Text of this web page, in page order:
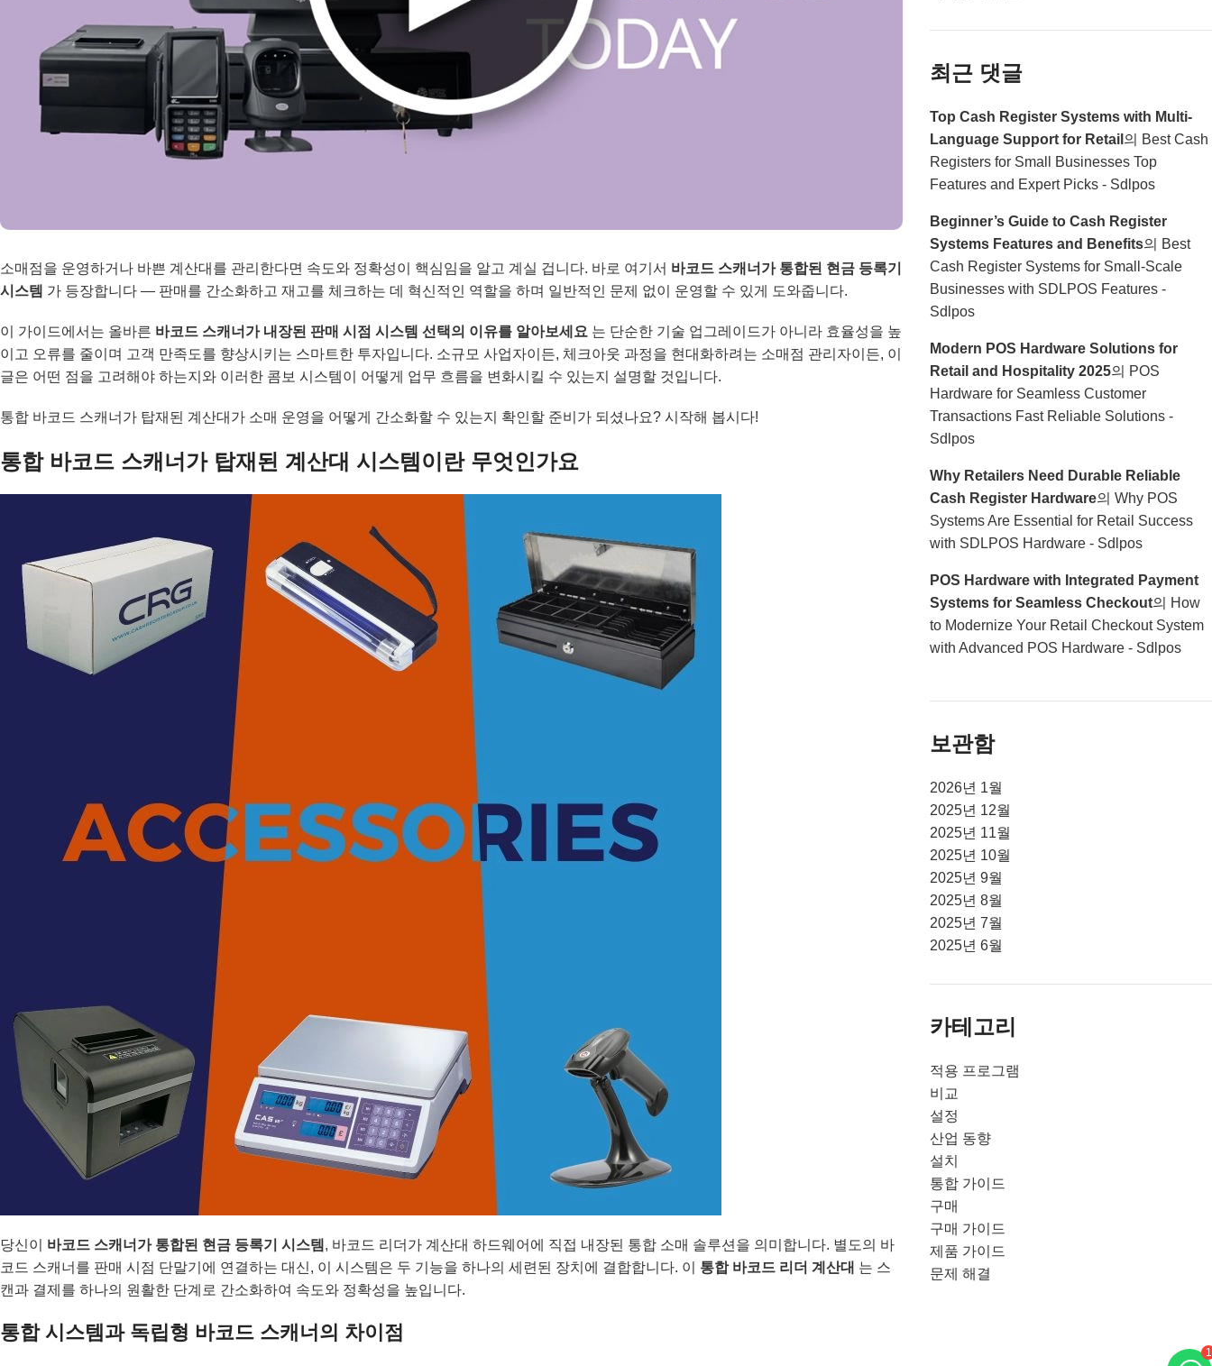
소매점을 운영하거나 바쁜 계산대를 관리한다면 속도와 정확성이 핵심임을 알고 계실 겁니다. 바로 여기서 바코드 스캐너가 통합된 현금 등록기
시스템 가 등장합니다 — 판매를 간소화하고 재고를 체크하는 데 혁신적인 역할을 하며 일반적인 문제 없이 운영할 수 있게 도와줍니다.
이 가이드에서는 올바른 바코드 스캐너가 내장된 판매 시점 시스템 선택의 이유를 알아보세요 는 단순한 기술 업그레이드가 아니라 효율성을 높
이고 오류를 줄이며 고객 만족도를 향상시키는 스마트한 투자입니다. 소규모 사업자이든, 체크아웃 과정을 현대화하려는 소매점 관리자이든, 이
글은 어떤 점을 고려해야 하는지와 이러한 콤보 시스템이 어떻게 업무 흐름을 변화시킬 수 있는지 설명할 것입니다.
통합 바코드 스캐너가 탑재된 계산대가 소매 운영을 어떻게 간소화할 수 있는지 확인할 준비가 되셨나요? 시작해 봅시다!
통합 바코드 스캐너가 탑재된 계산대 시스템이란 무엇인가요
당신이 바코드 스캐너가 통합된 현금 등록기 시스템 , 바코드 리더가 계산대 하드웨어에 직접 내장된 통합 소매 솔루션을 의미합니다. 별도의 바
코드 스캐너를 판매 시점 단말기에 연결하는 대신, 이 시스템은 두 기능을 하나의 세련된 장치에 결합합니다. 이 통합 바코드 리더 계산대 는 스
캔과 결제를 하나의 원활한 단계로 간소화하여 속도와 정확성을 높입니다.
통합 시스템과 독립형 바코드 스캐너의 차이점
최근 댓글
Top Cash Register Systems with Multi-
Language Support for Retail 의 Best Cash
Registers for Small Businesses Top
Features and Expert Picks - Sdlpos
Beginner’s Guide to Cash Register
Systems Features and Benefits의 Best
Cash Register Systems for Small-Scale
Businesses with SDLPOS Features -
Sdlpos
Modern POS Hardware Solutions for
Retail and Hospitality 2025의 POS
Hardware for Seamless Customer
Transactions Fast Reliable Solutions -
Sdlpos
Why Retailers Need Durable Reliable
Cash Register Hardware의 Why POS
Systems Are Essential for Retail Success
with SDLPOS Hardware - Sdlpos
POS Hardware with Integrated Payment
Systems for Seamless Checkout의 How
to Modernize Your Retail Checkout System
with Advanced POS Hardware - Sdlpos
보관함
2026년 1월
2025년 12월
2025년 11월
2025년 10월
2025년 9월
2025년 8월
2025년 7월
2025년 6월
카테고리
적용 프로그램
비교
설정
산업 동향
설치
통합 가이드
구매
구매 가이드
제품 가이드
문제 해결
1